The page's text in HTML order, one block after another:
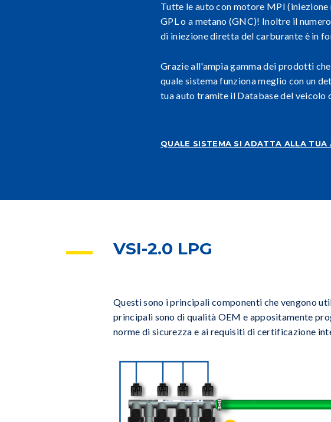
Tutte le auto con motore MPI
GPL o a metano (GNC)! Inoltre il
di iniezione diretta del carburante è in
Grazie all'ampia gamma dei prodotti
quale sistema funziona meglio con un
tua auto tramite il Database del veicolo
QUALE SISTEMA SI ADATTA ALLA TUA
VSI-2.0 LPG
Questi sono i principali componenti che vengono
principali sono di qualità OEM e appositamente
norme di sicurezza e ai requisiti di certificazione